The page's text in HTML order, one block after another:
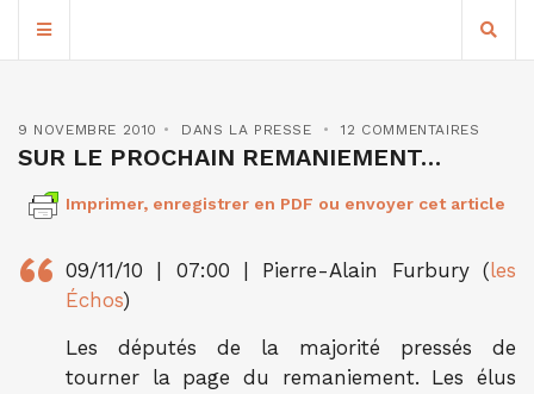
9 NOVEMBRE 2010 DANS LA PRESSE 12 COMMENTAIRES
SUR LE PROCHAIN REMANIEMENT…
Imprimer, enregistrer en PDF ou envoyer cet article
09/11/10 | 07:00 | Pierre-Alain Furbury (les
Échos)
Les députés de la majorité pressés de
tourner la page du remaniement. Les élus